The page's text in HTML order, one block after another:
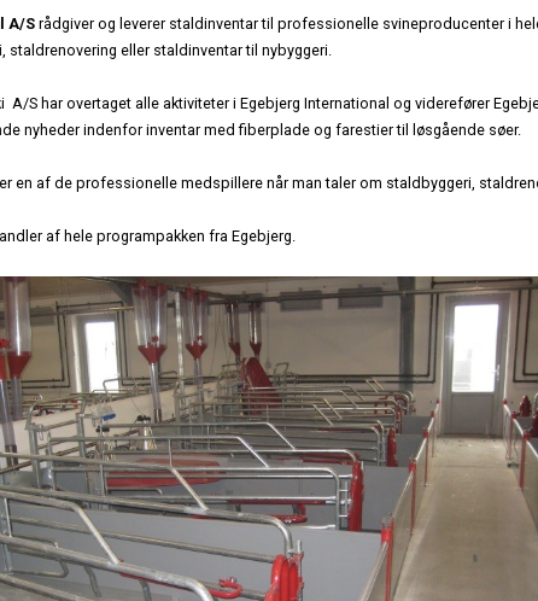
Toklimastald - Søren
Nybyggeri
slagtesvin
A/Srådgiver og leverer staldinventar til professionelle svineproducenter i
staldrenovering eller staldinventar til nybyggeri.
A/S har overtaget alle aktiviteter i Egebjerg International og viderefører
nyheder indenfor inventar med fiberplade og farestier til løsgående søer.
er en af de professionelle medspillere når man taler om staldbyggeri,
af hele programpakken fra Egebjerg.